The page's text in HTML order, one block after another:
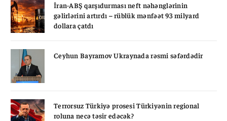
İran-ABŞ qarşıdurması neft nəhənglərinin
gəlirlərini artırdı – rüblük mənfəət 93 milyard
dollara çatdı
Ceyhun Bayramov Ukraynada rəsmi səfərdədir
Terrorsuz Türkiyə prosesi Türkiyənin regional
roluna necə təsir edəcək?